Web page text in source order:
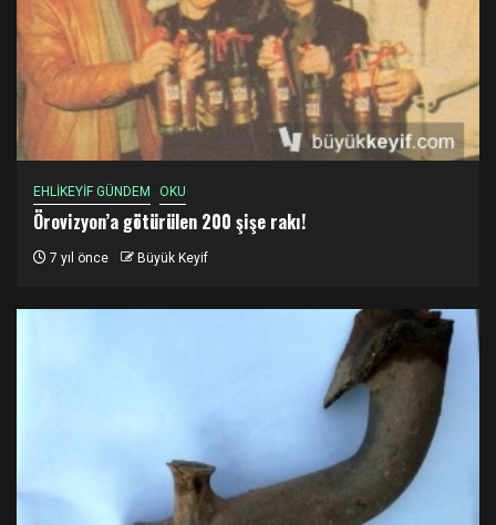
EHLİKEYİF GÜNDEM OKU
Örovizyon’a götürülen 200 şişe rakı!
7 yıl önce Büyük Keyif